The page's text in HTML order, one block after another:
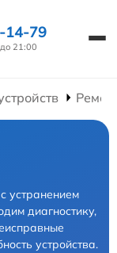
14-79
21:00
устранением
диагностику,
устройства.